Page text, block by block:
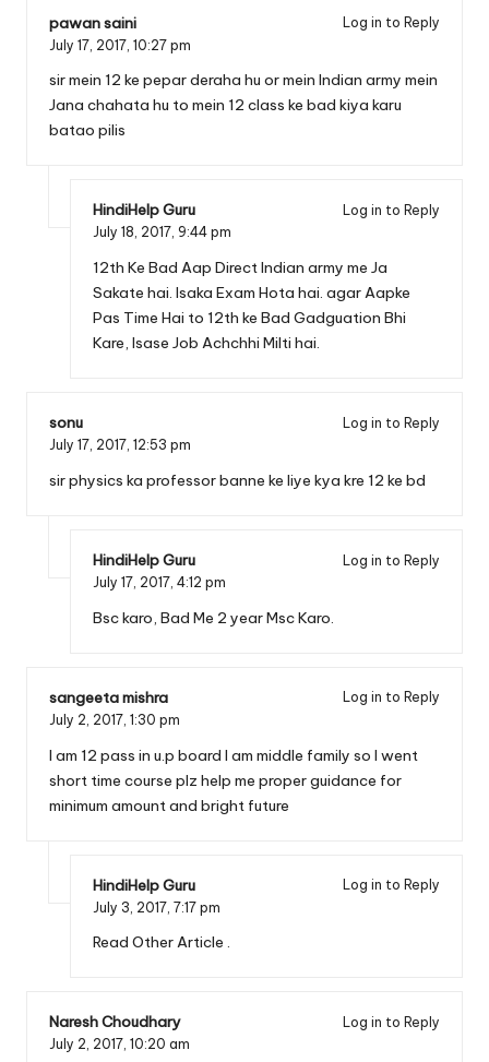
pawan saini
Log in to Reply
July 17, 2017, 10:27 pm
sir mein 12 ke pepar deraha hu or mein Indian army mein
Jana chahata hu to mein 12 class ke bad kiya karu
batao pilis
HindiHelp Guru
Log in to Reply
July 18, 2017, 9:44 pm
12th Ke Bad Aap Direct Indian army me Ja
Sakate hai. Isaka Exam Hota hai. agar Aapke
Pas Time Hai to 12th ke Bad Gadguation Bhi
Kare, Isase Job Achchhi Milti hai.
sonu
Log in to Reply
July 17, 2017, 12:53 pm
sir physics ka professor banne ke liye kya kre 12 ke bd
HindiHelp Guru
Log in to Reply
July 17, 2017, 4:12 pm
Bsc karo, Bad Me 2 year Msc Karo.
sangeeta mishra
Log in to Reply
July 2, 2017, 1:30 pm
I am 12 pass in u.p board I am middle family so I went
short time course plz help me proper guidance for
minimum amount and bright future
HindiHelp Guru
Log in to Reply
July 3, 2017, 7:17 pm
Read Other Article .
Naresh Choudhary
Log in to Reply
July 2, 2017, 10:20 am